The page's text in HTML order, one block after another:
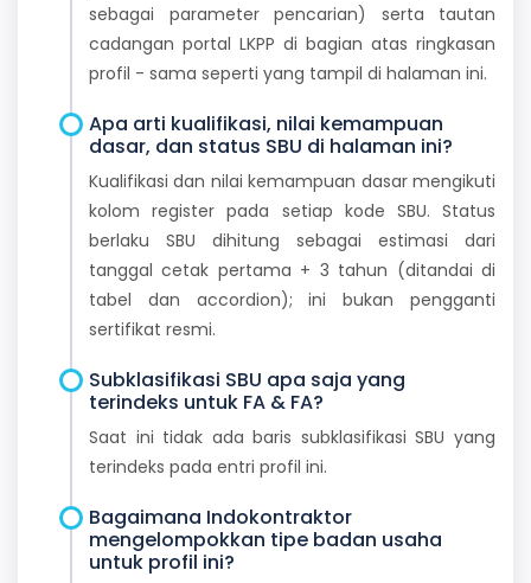
sebagai parameter pencarian) serta tautan
cadangan portal LKPP di bagian atas ringkasan
profil - sama seperti yang tampil di halaman ini.
Apa arti kualifikasi, nilai kemampuan
dasar, dan status SBU di halaman ini?
Kualifikasi dan nilai kemampuan dasar mengikuti
kolom register pada setiap kode SBU. Status
berlaku SBU dihitung sebagai estimasi dari
tanggal cetak pertama + 3 tahun (ditandai di
tabel dan accordion); ini bukan pengganti
sertifikat resmi.
Subklasifikasi SBU apa saja yang
terindeks untuk FA & FA?
Saat ini tidak ada baris subklasifikasi SBU yang
terindeks pada entri profil ini.
Bagaimana Indokontraktor
mengelompokkan tipe badan usaha
untuk profil ini?